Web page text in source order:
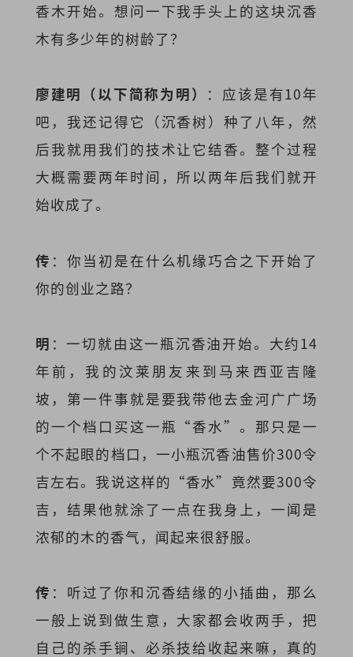
香木开始。想问一下我手头上的这块沉香
木有多少年的树龄了？
廖建明（以下简称为明）
：应该是有10年
吧，我还记得它（沉香树）种了八年，然
后我就用我们的技术让它结香。整个过程
大概需要两年时间，所以两年后我们就开
始收成了。
传 ：你当初是在什么机缘巧合之下开始了
你的创业之路？
明 ：一切就由这一瓶沉香油开始。大约14
年前，我的汶莱朋友来到马来西亚吉隆
坡，第一件事就是要我带他去金河广广场
的一个档口买这一瓶“香水”。那只是一
个不起眼的档口，一小瓶沉香油售价300令
吉左右。我说这样的“香水”竟然要300令
吉，结果他就涂了一点在我身上，一闻是
浓郁的木的香气，闻起来很舒服。
传 ：听过了你和沉香结缘的小插曲，那么
一般上说到做生意，大家都会收两手，把
自己的杀手锏、必杀技给收起来嘛，真的